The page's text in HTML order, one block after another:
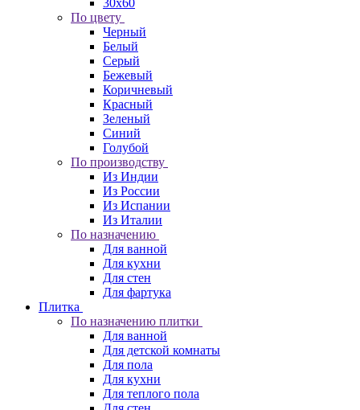
30x60
По цвету
Черный
Белый
Серый
Бежевый
Коричневый
Красный
Зеленый
Синий
Голубой
По производству
Из Индии
Из России
Из Испании
Из Италии
По назначению
Для ванной
Для кухни
Для стен
Для фартука
Плитка
По назначению плитки
Для ванной
Для детской комнаты
Для пола
Для кухни
Для теплого пола